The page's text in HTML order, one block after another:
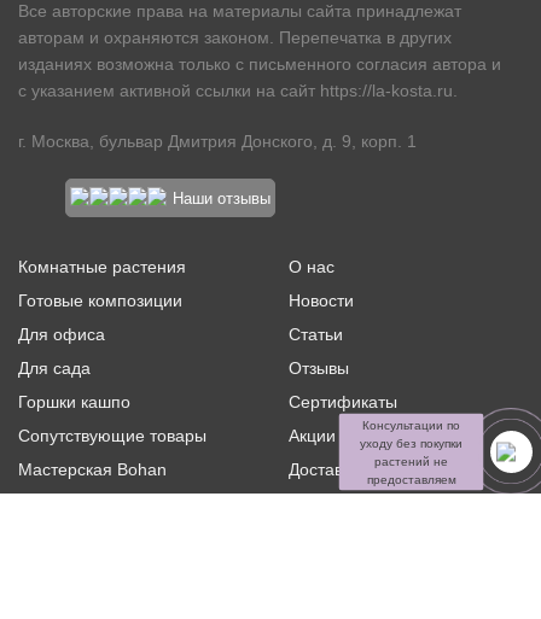
Все авторские права на материалы сайта принадлежат
авторам и охраняются законом. Перепечатка в других
изданиях возможна только с письменного согласия автора и
с указанием активной ссылки на сайт https://la-kosta.ru
г. Москва, бульвар Дмитрия Донского, д. 9, корп. 1
Наши отзывы
Комнатные растения
Готовые композиции
Для офиса
Для сада
Горшки кашпо
Сопутствующие товары
Мастерская Bohan
О нас
Новости
Статьи
Отзывы
Сертификаты
Акции и скидки
Доставка и оплата
Консультации по
уходу без покупки
растений не
предоставляем